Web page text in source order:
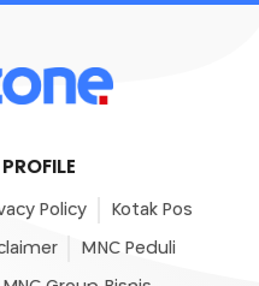
Policy Kotak Pos
MNC Peduli